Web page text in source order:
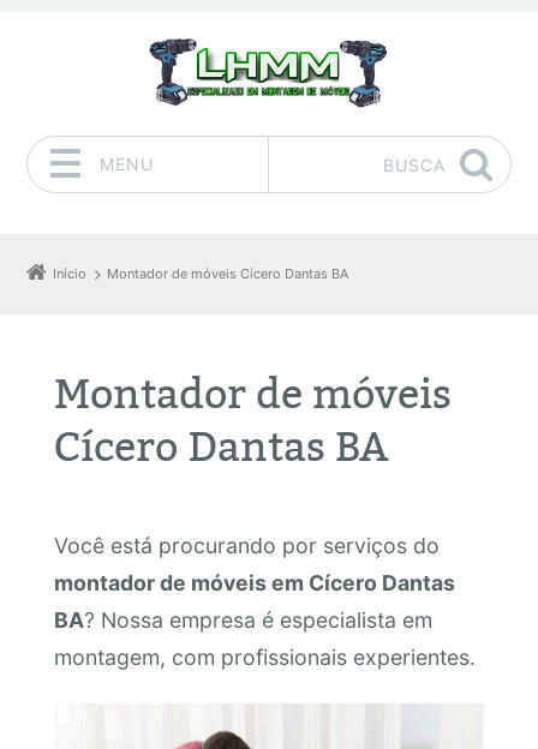
MENU BUSCA
Início Montador de móveis Cícero Dantas BA
Montador de móveis
Cícero Dantas BA
Você está procurando por serviços do
montador de móveis em Cícero Dantas
BA? Nossa empresa é especialista em
montagem, com profissionais experientes.